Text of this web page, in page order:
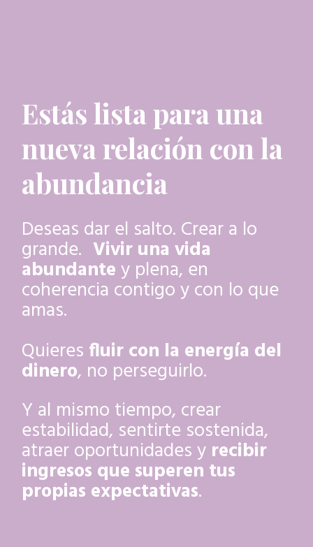
Estás lista para una
nueva relación con la
abundancia
Deseas dar el salto. Crear a lo
grande.Vivir una vida
abundantey plena, en
coherencia contigo y con lo que
amas.
Quieres fluir con la energía del
dinero, no perseguirlo.
Y al mismo tiempo, crear
estabilidad, sentirte sostenida,
atraer oportunidades y recibir
ingresos que superen tus
propias expectativas.